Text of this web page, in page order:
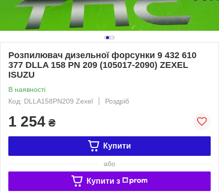
Розпилювач дизельної форсунки 9 432 610
377 DLLA 158 PN 209 (105017-2090) ZEXEL
ISUZU
В наявності
Код: DLLA158PN209 Zexel
Роздріб
1 254 ₴
Купити
або
Купити з